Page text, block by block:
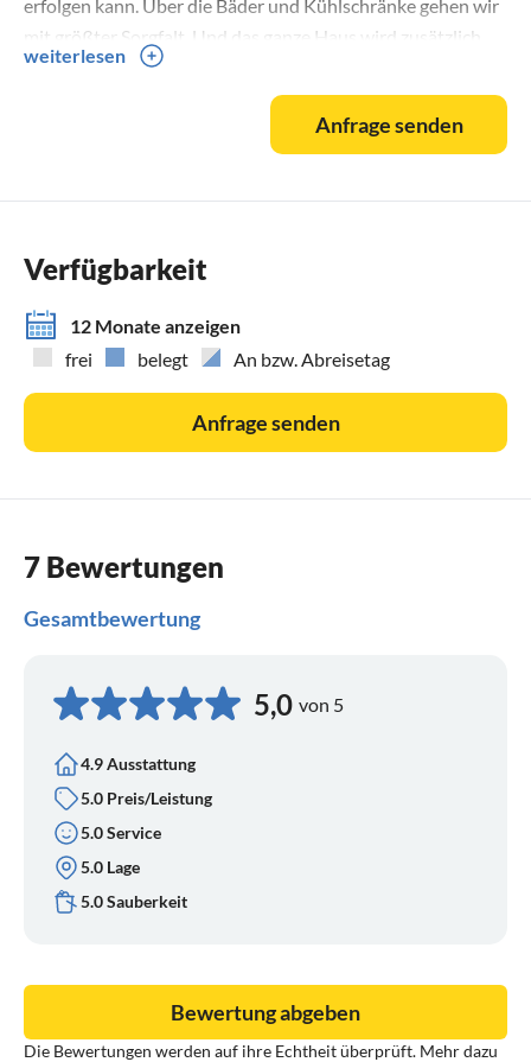
erfolgen kann. Über die Bäder und Kühlschränke gehen wir
mit größter Sorgfalt. Und das ganze Haus wird zusätzlich
mit einer Heißdampfreinigungsmaschine desinfiziert.
Pool bitte nur nach erfolgter Dusche betreten.
weiterlesen
Anfrage senden
Verfügbarkeit
12 Monate anzeigen
frei
belegt An bzw. Abreisetag
Anfrage senden
7 Bewertungen
Gesamtbewertung
5,0 von 5
4.9 Ausstattung
5.0 Preis/Leistung
5.0 Service
5.0 Lage
5.0 Sauberkeit
Die Bewertungen werden auf ihre Echtheit überprüft. Mehr dazu
Bewertung abgeben